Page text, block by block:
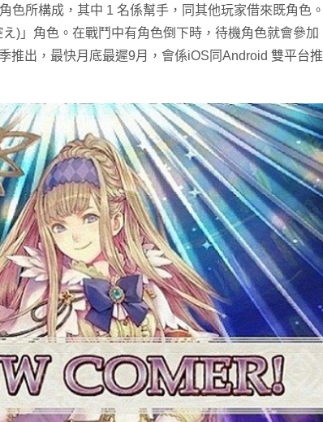
色所構成，其中 1 名係幫手，同其他玩家借來既角色。
)」角色。在戰鬥中有角色倒下時，待機角色就會參加
推出，最快月底最遲9月，會係iOS同Android 雙平台推